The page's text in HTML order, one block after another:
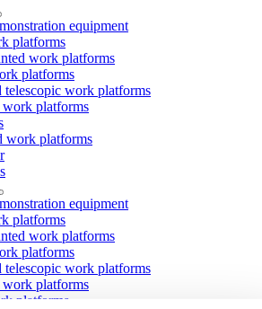
equipment
platforms
work platforms
platforms
telescopic work platforms
work platforms
work platforms
equipment
platforms
work platforms
platforms
telescopic work platforms
work platforms
platforms